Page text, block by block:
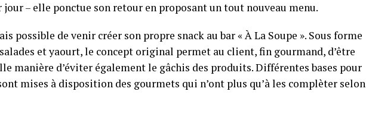
– elle ponctue son retour en proposant un tout nouveau menu.
possible de venir créer son propre snack au bar « À La Soupe ». Sous forme
et yaourt, le concept original permet au client, fin gourmand, d’être
manière d’éviter également le gâchis des produits. Différentes bases pour
mises à disposition des gourmets qui n’ont plus qu’à les complèter selon